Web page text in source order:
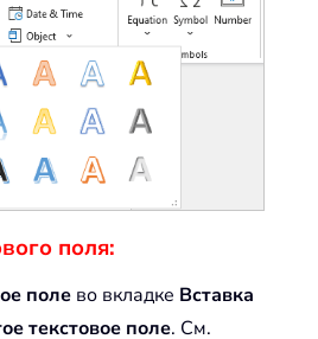
поля:
поле во вкладке Вставка
текстовое поле. См.